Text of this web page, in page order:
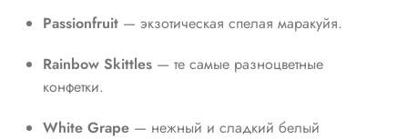
Passionfruit — экзотическая спелая маракуйя.
Rainbow Skittles — те самые разноцветные
конфетки.
White Grape — нежный и сладкий белый